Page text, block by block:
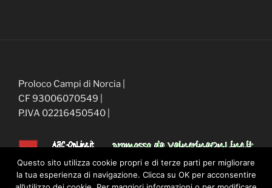
Proloco Campi di Norcia |
CF 93006070549 |
P.IVA 02216450540 |
Privacy e Cookies
Questo sito utilizza cookie propri e di terze parti per migliorare
la tua esperienza di navigazione. Clicca su OK per acconsentire